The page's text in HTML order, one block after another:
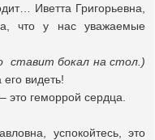
Иветта Григорьевна,
что у нас уважаемые
ставит бокал на стол.)
видеть!
это геморрой сердца.
успокойтесь, это